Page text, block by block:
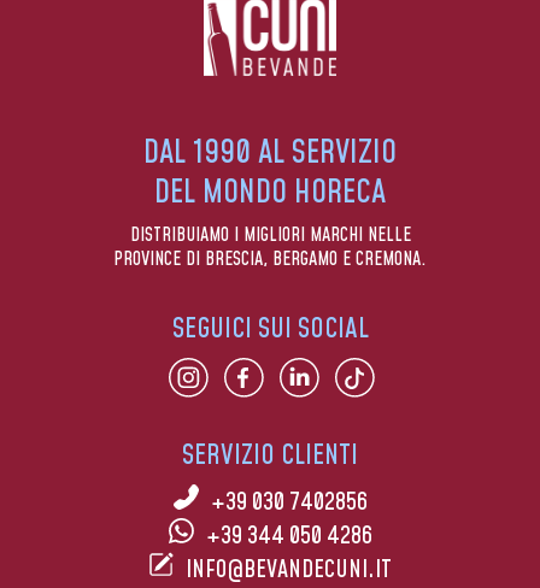
DAL 1990 AL SERVIZIO
DEL MONDO HORECA
DISTRIBUIAMO I MIGLIORI MARCHI NELLE
PROVINCE DI BRESCIA, BERGAMO E CREMONA.
SERVIZIO CLIENTI
+39 030 7402856
+39 344 050 4286
INFO@BEVANDECUNI.IT
SEGUICI SUI SOCIAL